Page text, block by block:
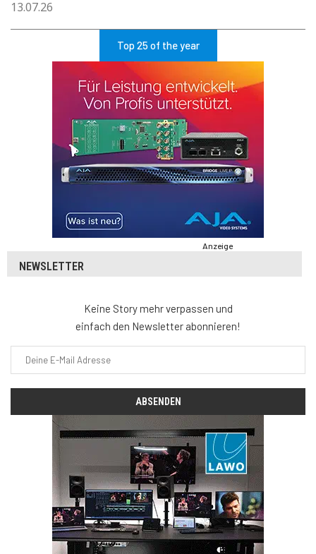
13.07.26
Top 25 of the year
Anzeige
NEWSLETTER
Keine Story mehr verpassen und
einfach den Newsletter abonnieren!